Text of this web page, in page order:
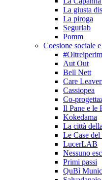
La giusta
La piroga
Segurlab
Pomm
Coesione sociale
Aut Out
Bell Nett
Care
Cassiopea
Co-
Il Pane e le
Kokedama
La città
Le Case del
LucerLAB
Nessuno
Primi passi
QuBì